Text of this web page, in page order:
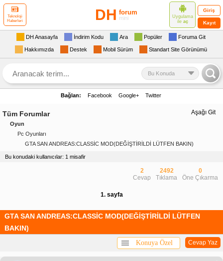
Teknoloji
Haberleri
DH forum
mini
Uygulama
ile aç
Giriş
Kayıt
DH Anasayfa İndirim Kodu Ara Popüler Foruma Git
Hakkımızda Destek Mobil Sürüm Standart Site Görünümü
Bu Konuda
Bağlan: Facebook Google+ Twitter
Aşağı Git
Tüm Forumlar
Oyun
Pc Oyunları
GTA SAN ANDREAS:CLASSİC MOD(DEĞİŞTİRİLDİ LÜTFEN BAKIN)
Bu konudaki kullanıcılar: 1 misafir
2
Cevap
2492
Tıklama
0
Öne Çıkarma
1. sayfa
GTA SAN ANDREAS:CLASSİC MOD(DEĞİŞTİRİLDİ LÜTFEN
BAKIN)
Cevap Yaz
Konuya Özel